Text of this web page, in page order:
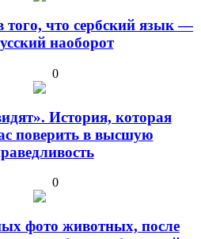
того, что сербский язык —
наоборот
0
История, которая
поверить в высшую
0
фото животных, после